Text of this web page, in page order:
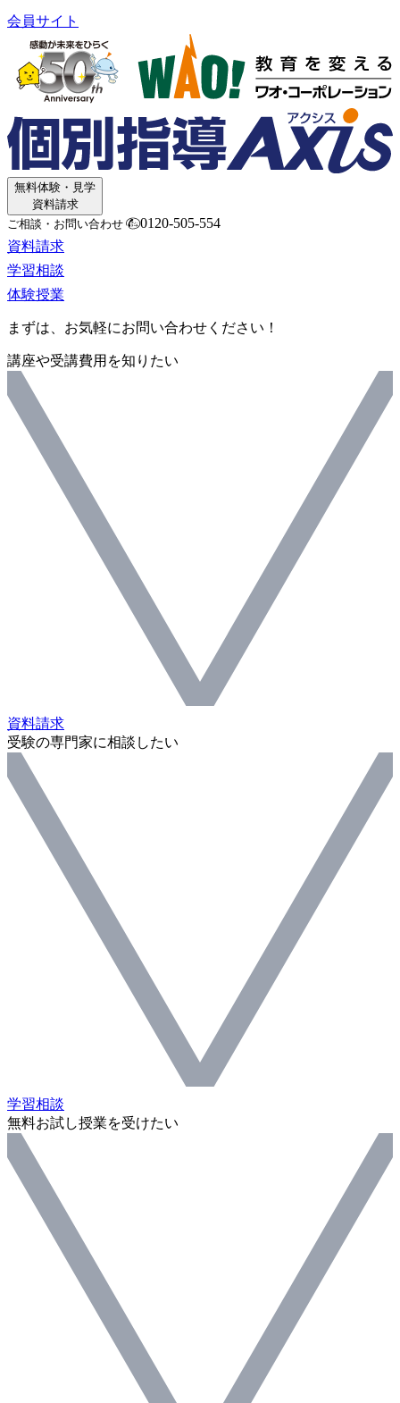
会員サイト
無料体験・見学
資料請求
ご相談・お問い合わせ
0120-505-554
資料請求
学習相談
体験授業
まずは、お気軽にお問い合わせください！
講座や受講費用を知りたい
資料請求
受験の専門家に相談したい
学習相談
無料お試し授業を受けたい